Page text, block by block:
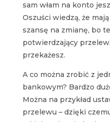
sam włam na konto
Oszuści wiedzą, że
szansę na zmianę, bo
potwierdzający
przekażesz.
A co można zrobić z
bankowym? Bardzo
Można na przykład
przelewu – dzięki